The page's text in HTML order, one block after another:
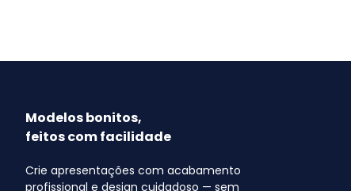
Modelos bonitos,
feitos com facilidade
Crie apresentações com acabamento
profissional e design cuidadoso — sem